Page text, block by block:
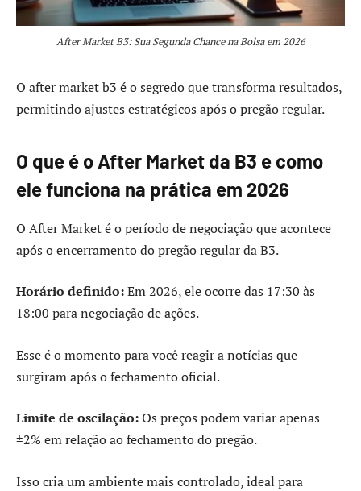
After Market B3: Sua Segunda Chance na Bolsa em 2026
O after market b3 é o segredo que transforma resultados,
permitindo ajustes estratégicos após o pregão regular.
O que é o After Market da B3 e como
ele funciona na prática em 2026
O After Market é o período de negociação que acontece
após o encerramento do pregão regular da B3.
Horário definido:Em 2026, ele ocorre das 17:30 às
18:00 para negociação de ações.
Esse é o momento para você reagir a notícias que
surgiram após o fechamento oficial.
Limite de oscilação:Os preços podem variar apenas
±2% em relação ao fechamento do pregão.
Isso cria um ambiente mais controlado, ideal para